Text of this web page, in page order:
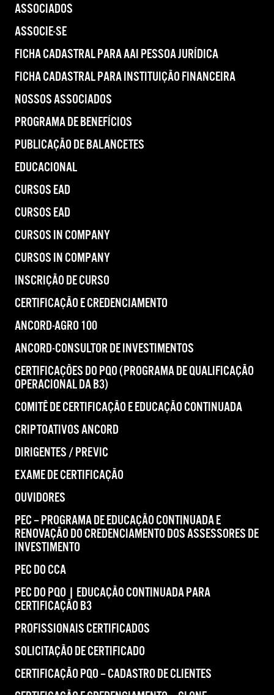
ASSOCIADOS
ASSOCIE-SE
FICHA CADASTRAL PARA AAI PESSOA JURÍDICA
FICHA CADASTRAL PARA INSTITUIÇÃO FINANCEIRA
NOSSOS ASSOCIADOS
PROGRAMA DE BENEFÍCIOS
PUBLICAÇÃO DE BALANCETES
EDUCACIONAL
CURSOS EAD
CURSOS EAD
CURSOS IN COMPANY
CURSOS IN COMPANY
INSCRIÇÃO DE CURSO
CERTIFICAÇÃO E CREDENCIAMENTO
ANCORD-AGRO 100
ANCORD-CONSULTOR DE INVESTIMENTOS
CERTIFICAÇÕES DO PQO (PROGRAMA DE QUALIFICAÇÃO
OPERACIONAL DA B3)
COMITÊ DE CERTIFICAÇÃO E EDUCAÇÃO CONTINUADA
CRIPTOATIVOS ANCORD
DIRIGENTES / PREVIC
EXAME DE CERTIFICAÇÃO
OUVIDORES
PEC – PROGRAMA DE EDUCAÇÃO CONTINUADA E
RENOVAÇÃO DO CREDENCIAMENTO DOS ASSESSORES DE
INVESTIMENTO
PEC DO CCA
PEC DO PQO | EDUCAÇÃO CONTINUADA PARA
CERTIFICAÇÃO B3
PROFISSIONAIS CERTIFICADOS
SOLICITAÇÃO DE CERTIFICADO
CERTIFICAÇÃO PQO – CADASTRO DE CLIENTES